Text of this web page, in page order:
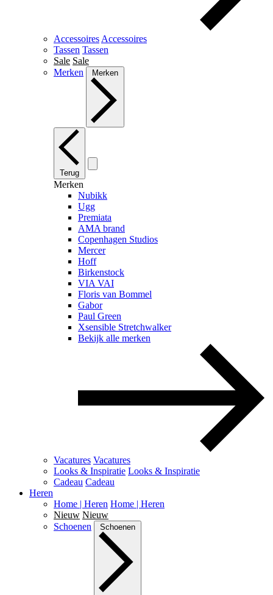
Accessoires Accessoires
Tassen Tassen
Sale Sale
Merken
Merken
Terug
Merken
Nubikk
Ugg
Premiata
AMA brand
Copenhagen Studios
Mercer
Hoff
Birkenstock
VIA VAI
Floris van Bommel
Gabor
Paul Green
Xsensible Stretchwalker
Bekijk alle merken
Vacatures Vacatures
Looks & Inspiratie Looks & Inspiratie
Cadeau Cadeau
Heren
Home | Heren Home | Heren
Nieuw Nieuw
Schoenen
Schoenen